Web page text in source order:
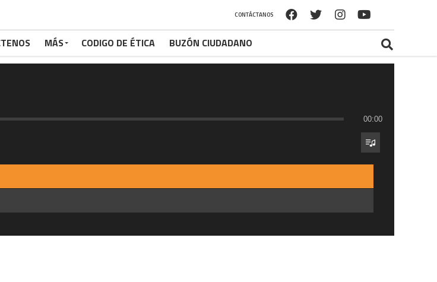
00:00
CONTÁCTANOS
MÁS CODIGO DE ÉTICA BUZÓN CIUDADANO